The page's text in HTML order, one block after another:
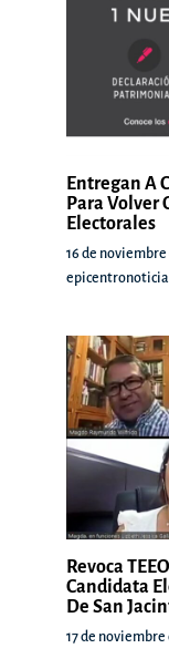
Entregan A
Para Volver
Electorales
16 de noviembre
Revoca
Candidata
De San
17 de noviembre